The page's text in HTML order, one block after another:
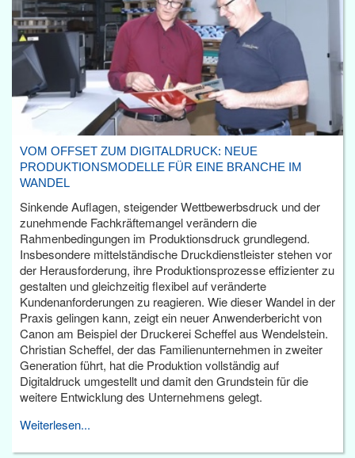
VOM OFFSET ZUM DIGITALDRUCK: NEUE
PRODUKTIONSMODELLE FÜR EINE BRANCHE IM
WANDEL
Sinkende Auflagen, steigender Wettbewerbsdruck und der
zunehmende Fachkräftemangel verändern die
Rahmenbedingungen im Produktionsdruck grundlegend.
Insbesondere mittelständische Druckdienstleister stehen vor
der Herausforderung, ihre Produktionsprozesse effizienter zu
gestalten und gleichzeitig flexibel auf veränderte
Kundenanforderungen zu reagieren. Wie dieser Wandel in der
Praxis gelingen kann, zeigt ein neuer Anwenderbericht von
Canon am Beispiel der Druckerei Scheffel aus Wendelstein.
Christian Scheffel, der das Familienunternehmen in zweiter
Generation führt, hat die Produktion vollständig auf
Digitaldruck umgestellt und damit den Grundstein für die
weitere Entwicklung des Unternehmens gelegt.
Weiterlesen...